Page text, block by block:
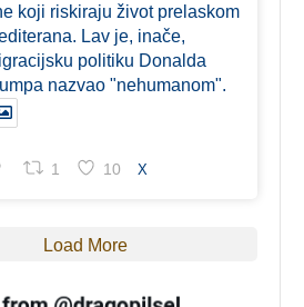
koji riskiraju život prelaskom
Lav je, inače,
politiku Donalda
nazvao "nehumanom".
1 10 X
Load More